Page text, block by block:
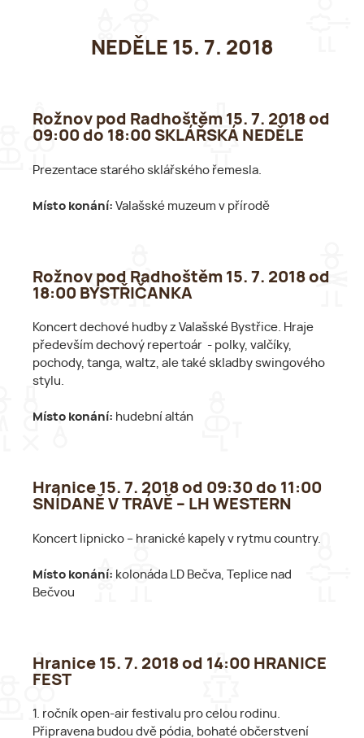
NEDĚLE 15. 7. 2018
Rožnov pod Radhoštěm 15. 7. 2018 od
09:00 do 18:00 SKLÁŘSKÁ NEDĚLE
Prezentace starého sklářského řemesla.
Místo konání: Valašské muzeum v přírodě
Rožnov pod Radhoštěm 15. 7. 2018 od
18:00 BYSTŘIČANKA
Koncert dechové hudby z Valašské Bystřice. Hraje
především dechový repertoár - polky, valčíky,
pochody, tanga, waltz, ale také skladby swingového
stylu.
Místo konání: hudební altán
Hranice 15. 7. 2018 od 09:30 do 11:00
SNÍDANĚ V TRÁVĚ – LH WESTERN
Koncert lipnicko – hranické kapely v rytmu country.
Místo konání: kolonáda LD Bečva, Teplice nad
Bečvou
Hranice 15. 7. 2018 od 14:00 HRANICE
FEST
1. ročník open-air festivalu pro celou rodinu.
Připravena budou dvě pódia, bohaté občerstvení